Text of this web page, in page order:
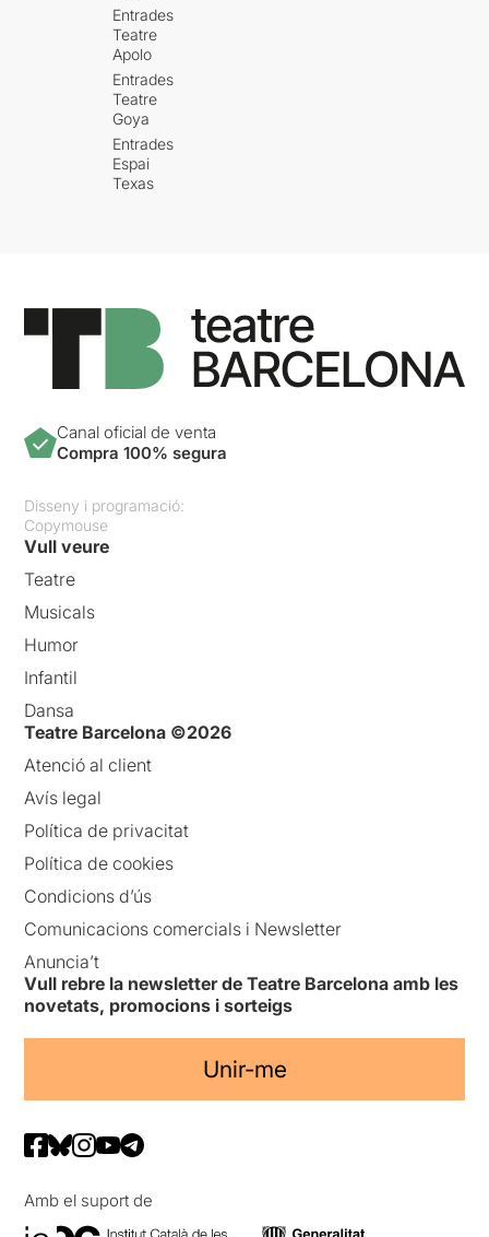
Entrades
Teatre
Apolo
Entrades
Teatre
Goya
Entrades
Espai
Texas
Canal oficial de venta
Compra 100% segura
Disseny i programació:
Copymouse
Vull veure
Teatre
Musicals
Humor
Infantil
Dansa
Teatre Barcelona ©2026
Atenció al client
Avís legal
Política de privacitat
Política de cookies
Condicions d’ús
Comunicacions comercials i Newsletter
Anuncia’t
Vull rebre la newsletter de Teatre Barcelona amb les
novetats, promocions i sorteigs
Unir-me
Amb el suport de